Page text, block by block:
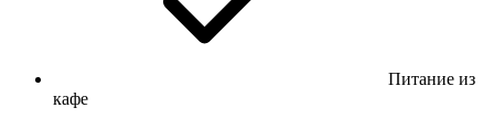
Питание из
кафе